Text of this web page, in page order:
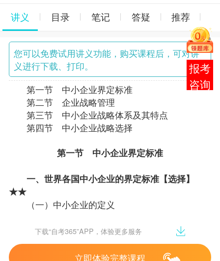
城
讲义 目录 笔记 答疑 推荐
您可以免费试用讲义功能，购买课程后，可对讲
义进行下载、打印。
第一节 中小企业界定标准
第二节 企业战略管理
第三节 中小企业战略体系及其特点
第四节 中小企业战略选择
第一节 中小企业界定标准
一、世界各国中小企业的界定标准【选择】
★★
（一）中小企业的定义
的大企业相比，人员规模、资产规模与
规模都
比较小的经济单位。
世界各国对中小企业的界定还没有一个统一的
下载“自考365”APP，体验更多服务
立即体验完整课程
报考
咨询